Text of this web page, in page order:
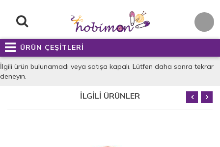
ÜRÜN ÇEŞİTLERİ
İlgili ürün bulunamadı veya satışa kapalı. Lütfen daha sonra tekrar
deneyin.
İLGİLİ ÜRÜNLER